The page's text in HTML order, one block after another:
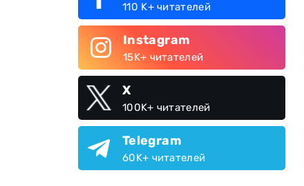
110 K+ читателей
Instagram
15K+ читателей
X
100K+ читателей
Telegram
60K+ читателей